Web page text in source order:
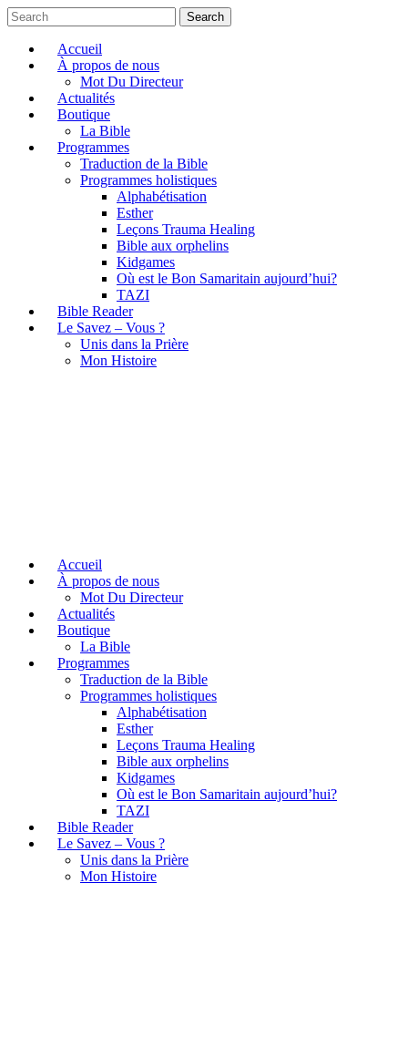
Search
Accueil
À propos de nous
Mot Du Directeur
Actualités
Boutique
La Bible
Programmes
Traduction de la Bible
Programmes holistiques
Alphabétisation
Esther
Leçons Trauma Healing
Bible aux orphelins
Kidgames
Où est le Bon Samaritain aujourd’hui?
TAZI
Bible Reader
Le Savez – Vous ?
Unis dans la Prière
Mon Histoire
Accueil
À propos de nous
Mot Du Directeur
Actualités
Boutique
La Bible
Programmes
Traduction de la Bible
Programmes holistiques
Alphabétisation
Esther
Leçons Trauma Healing
Bible aux orphelins
Kidgames
Où est le Bon Samaritain aujourd’hui?
TAZI
Bible Reader
Le Savez – Vous ?
Unis dans la Prière
Mon Histoire